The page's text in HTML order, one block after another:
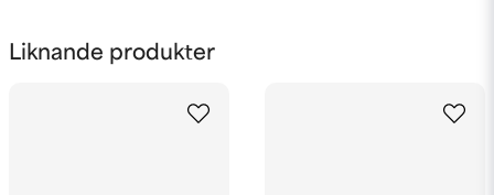
Liknande produkter